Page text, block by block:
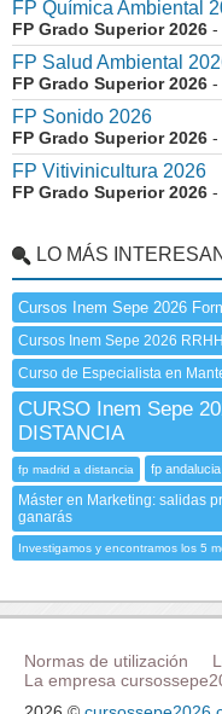
FP Química Ambiental
FP Grado Superior 2026 -
FP Salud Ambiental
FP Grado Superior 2026 -
FP Sonido 2026
FP Grado Superior 2026 -
FP Vitivinicultura 2026
FP Grado Superior 2026 -
LO MÁS
Cursos Inem Sepe 2026
Cursos Inem Sepe 2026
Curso de Especialista en
CURSO Inem Sepe
DISTANCIA
fp madrid a distancia fp
Máster en Marketing: salidas
ganarás
Investigamos y encontramos los 5
Normas de utilización
La empresa